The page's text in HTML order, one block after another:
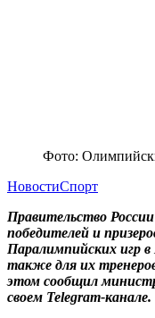
Фото:
НовостиСпорт
Правительство
победителей и
Паралимпийских игр
также для их
этом сообщил
своем Telegram-канале.